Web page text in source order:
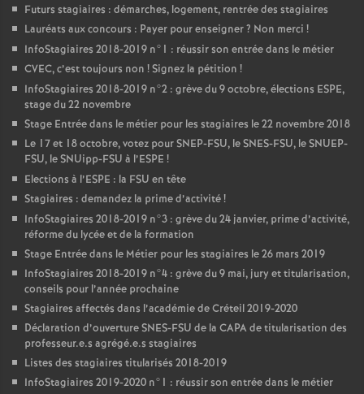
Futurs stagiaires : démarches, logement, rentrée des stagiaires
Lauréats aux concours : Payer pour enseigner? Non merci !
InfoStagiaires 2018-2019 n°1 : réussir son entrée dans le métier
CVEC, c’est toujours non ! Signez la pétition !
InfoStagiaires 2018-2019 n°2 : grève du 9 octobre, élections ESPE,
stage du 22 novembre
Stage Entrée dans le métier pour les stagiaires le 22 novembre 2018
Le 17 et 18 octobre, votez pourSNEP-FSU, leSNES-FSU, leSNUEP-
FSU, le SNUipp-FSU à l’ESPE !
Elections à l’ESPE : la FSU en tête
Stagiaires : demandez la prime d’activité!
InfoStagiaires 2018-2019 n°3 : grève du 24 janvier, prime d’activité,
réforme du lycée et de la formation
Stage Entrée dans le Métier pour les stagiaires le 26 mars 2019
InfoStagiaires 2018-2019 n°4 : grève du 9 mai, jury et titularisation,
conseils pour l’année prochaine
Stagiaires affectés dans l’académie de Créteil 2019-2020
Déclaration d’ouvertureSNES-FSU de la CAPAde titularisation des
professeur.e.s agrégé.e.s stagiaires
Listes des stagiaires titularisés 2018-2019
InfoStagiaires 2019-2020 n°1 : réussir son entrée dans le métier